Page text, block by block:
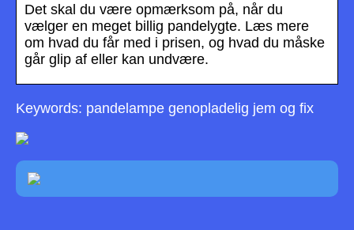
Det skal du være opmærksom på, når du
vælger en meget billig pandelygte. Læs mere
om hvad du får med i prisen, og hvad du måske
går glip af eller kan undvære.
Keywords: pandelampe genopladelig jem og fix